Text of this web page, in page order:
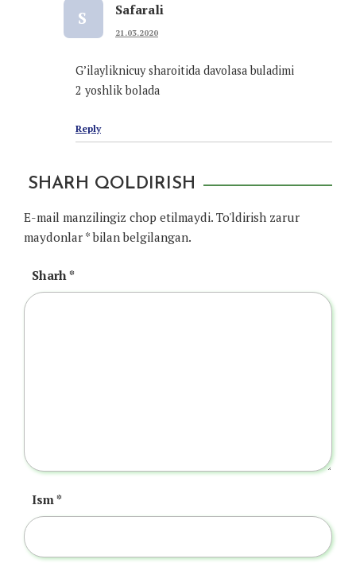
S Safarali
21.03.2020
G’ilayliknicuy sharoitida davolasa buladimi
2 yoshlik bolada
Reply
SHARH QOLDIRISH
E-mail manzilingiz chop etilmaydi. To'ldirish zarur
maydonlar *bilan belgilangan.
Sharh*
Ism*